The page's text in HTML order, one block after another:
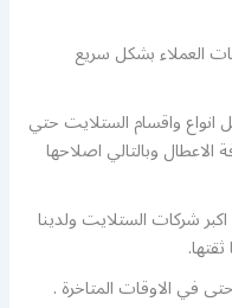
العملاء بشكل سريع
انواع واقسام الستلايت حتي
وبالتالي اصلاحها
شركات الستلايت ولدينا
في الاوقات المتاخرة .